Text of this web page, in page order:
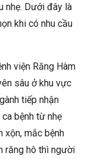
nhẹ. Dưới đây là
khi có nhu cầu
viện Răng Hàm
sâu ở khu vực
tiếp nhận
bệnh từ nhẹ
xộn, mắc bệnh
răng hô thì người